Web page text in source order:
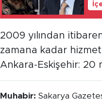
2009 yılından
zamana kadar hizmet
Ankara-Eskişehir: 20
Muhabir: Sakarya